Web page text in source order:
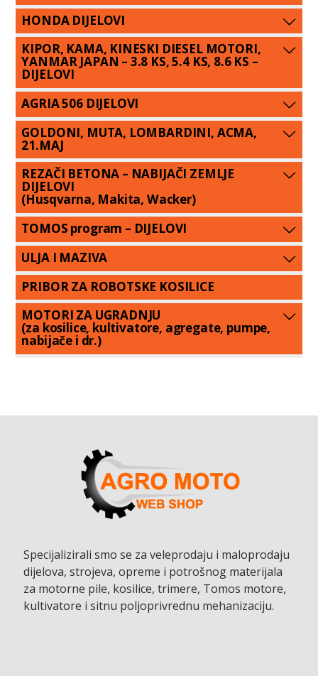
HONDA DIJELOVI
KIPOR, KAMA, KINESKI DIESEL MOTORI,
YANMAR JAPAN – 3.8 KS, 5.4 KS, 8.6 KS –
DIJELOVI
AGRIA 506 DIJELOVI
GOLDONI, MUTA, LOMBARDINI, ACMA,
21.MAJ
REZAČI BETONA – NABIJAČI ZEMLJE
DIJELOVI
(Husqvarna, Makita, Wacker)
TOMOS program – DIJELOVI
ULJA I MAZIVA
PRIBOR ZA ROBOTSKE KOSILICE
MOTORI ZA UGRADNJU
(za kosilice, kultivatore, agregate, pumpe,
nabijače i dr.)
Specijalizirali smo se za veleprodaju i maloprodaju
dijelova, strojeva, opreme i potrošnog materijala
za motorne pile, kosilice, trimere, Tomos motore,
kultivatore i sitnu poljoprivrednu mehanizaciju.